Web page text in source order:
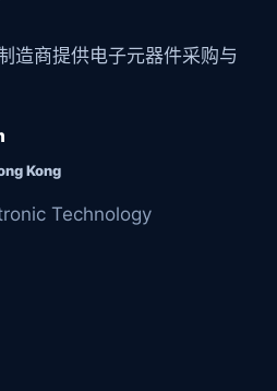
造商提供电子元器件采购与
Kong
Technology